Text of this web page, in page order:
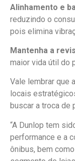
Alinhamento e
reduzindo o
pois elimina
Mantenha a
maior vida útil do
Vale lembrar que
locais
buscar a troca de
“A Dunlop tem
performance e a
ônibus, bem